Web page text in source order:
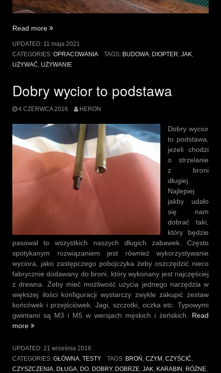
Read more „Jak
zbudowany
diopter
go
używać”
UPDATED: 11 maja 2021
CATEGORIES: OPRACOWANIA TAGS: BUDOWA, DIOPTER, JAK,
UŻYWAĆ, UŻYWANIE
Dobry wycior to podstawa
4 CZERWCA 2016 HERON
Dobry wycior
to podstawa,
jeżeli chodzi
o strzelanie
z broni
długiej.
Najlepiej
jakby udało
się nam
dobrać taki,
który będzie
pasował to wszystkich naszych długich zabawek. Często
spotykanym rozwiązaniem jest również wykorzystywanie
wyciora, jako zastępczego pobojczyka żeby oszczędzić nieco
fabrycznie dodawany do broni, który wykonany jest najczęściej
z drewna. Żeby mieć możliwość użycia jednego narzędzia w
większej ilości konfiguracji wystarczy zwykle zakupić zestaw
końcówek i przejściówek. Jagi, szczotki, oczka etc. Typowymi
gwintami są M3 i M5 w wersjach męskich i żeńskich. Read
more „Dobry
to
podstawa”
UPDATED: 21 września 2016
CATEGORIES: GŁÓWNA TESTY TAGS: BROŃ CZYM CZYŚCIĆ
CZYSZCZENIA DŁUGA DO DOBRY, DOBRZE JAK KARABIN RÓŻNE